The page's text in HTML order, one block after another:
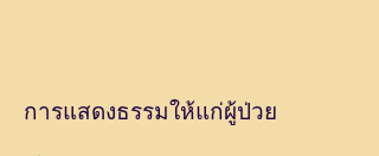
การแสดงธรรมให้แก่ผู้ป่วย